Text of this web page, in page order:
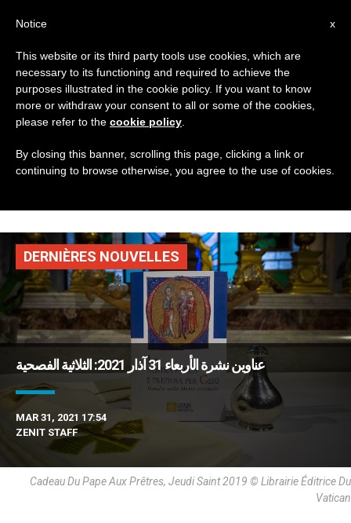
TAG
Posts Tagged ‘نية
الصلاة لشهر نيسان
DERNIÈRES NOUVELLES
عناوين نشرة الأربعاء 31 آذار 2021: الثلاثية الفصحية
MAR 31, 2021 17:54
ZENIT STAFF
Cadeau Du Pape Aux Prêtres, Jeudi Saint 2019 © Librairie Éditrice Du
Vatican
x
Notice
This website or its third party tools use cookies, which are
necessary to its functioning and required to achieve the
purposes illustrated in the cookie policy. If you want to know
more or withdraw your consent to all or some of the cookies,
please refer to the cookie policy
By closing this banner, scrolling this page, clicking a link or
continuing to browse otherwise, you agree to the use of cookies.